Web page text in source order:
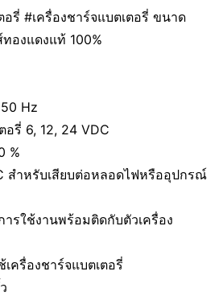
รี่ #เครื่องชาร์จแบตเตอรี่ ขนาด
องแดงแท้ 100%
Hz
อรี่ 6, 12, 24 VDC
%
สำหรับเสียบต่อหลอดไฟหรืออุปกรณ์
รใช้งานพร้อมติดกับตัวเครื่อง
ครื่องชาร์จแบตเตอรี่